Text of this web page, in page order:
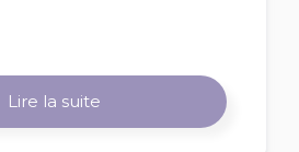
Lire la suite